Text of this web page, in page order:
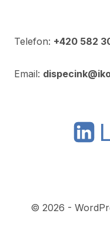
Telefon: +420 582
Email:
© 2026 -